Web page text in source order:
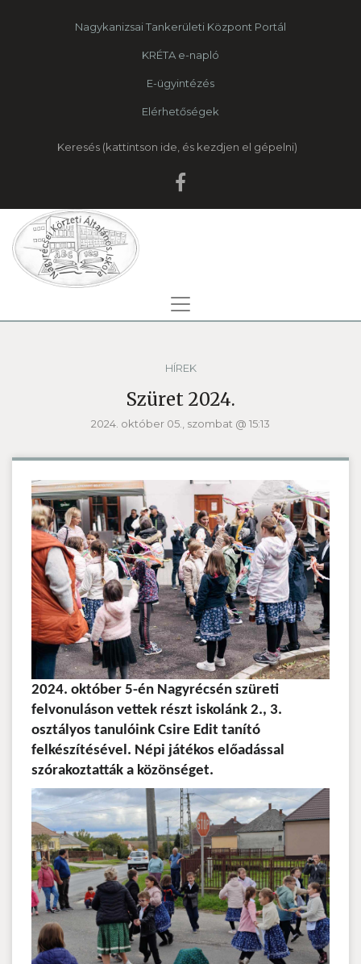
Nagykanizsai Tankerületi Központ Portál
KRÉTA e-napló
E-ügyintézés
Elérhetőségek
Keresés
HÍREK
Szüret 2024.
2024. október 05., szombat @ 15:13
2024. október 5-én Nagyrécsén szüreti
felvonuláson vettek részt iskolánk 2., 3.
osztályos tanulóink Csire Edit tanító
felkészítésével. Népi játékos előadással
szórakoztatták a közönséget.